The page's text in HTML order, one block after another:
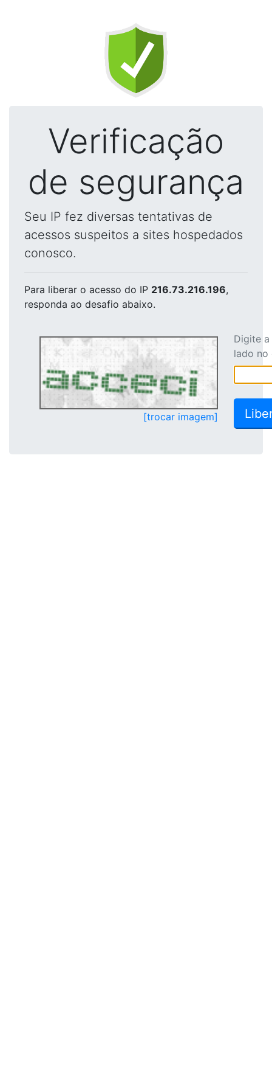
Verificação
de segurança
Seu IP fez diversas tentativas de
acessos suspeitos a sites hospedados
conosco.
Para liberar o acesso do IP 216.73.216.196,
responda ao desafio abaixo.
[trocar imagem]
Digite
lado no